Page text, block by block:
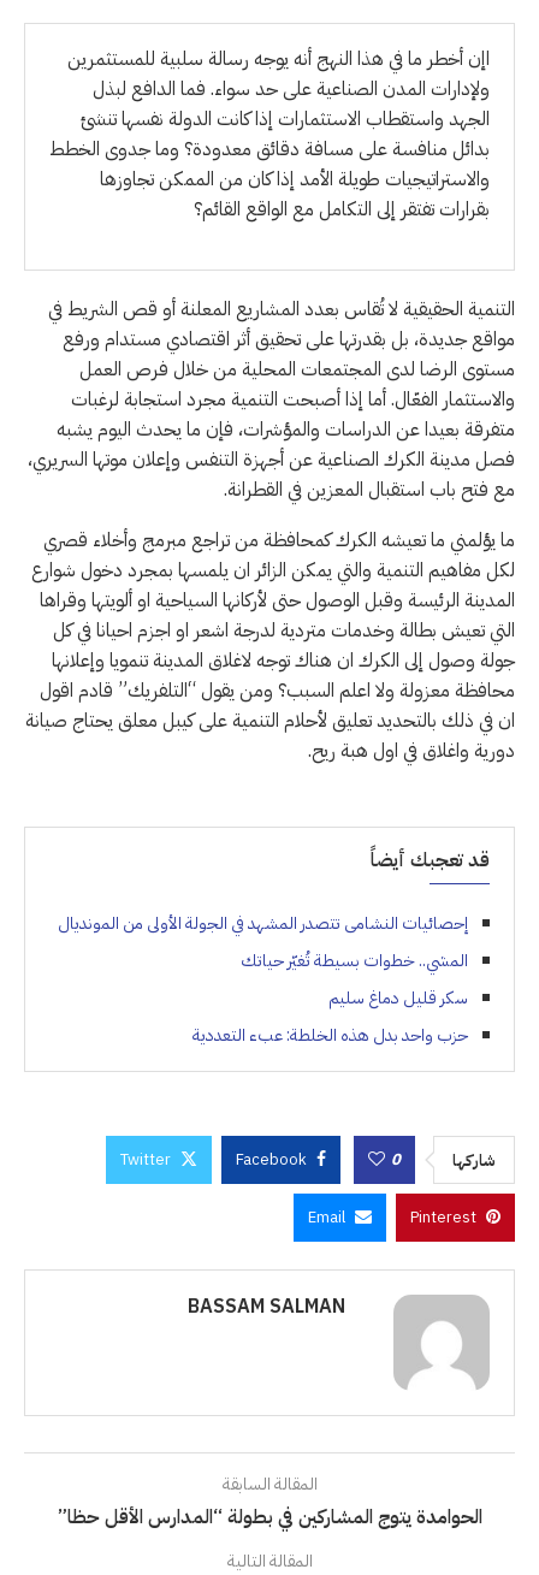
اإن أخطر ما في هذا النهج أنه يوجه رسالة سلبية للمستثمرين
ولإدارات المدن الصناعية على حد سواء. فما الدافع لبذل
الجهد واستقطاب الاستثمارات إذا كانت الدولة نفسها تنشئ
بدائل منافسة على مسافة دقائق معدودة؟ وما جدوى الخطط
والاستراتيجيات طويلة الأمد إذا كان من الممكن تجاوزها
بقرارات تفتقر إلى التكامل مع الواقع القائم؟
التنمية الحقيقية لا تُقاس بعدد المشاريع المعلنة أو قص الشريط في
مواقع جديدة، بل بقدرتها على تحقيق أثر اقتصادي مستدام ورفع
مستوى الرضا لدى المجتمعات المحلية من خلال فرص العمل
والاستثمار الفعّال. أما إذا أصبحت التنمية مجرد استجابة لرغبات
متفرقة بعيدا عن الدراسات والمؤشرات، فإن ما يحدث اليوم يشبه
فصل مدينة الكرك الصناعية عن أجهزة التنفس وإعلان موتها السريري،
مع فتح باب استقبال المعزين في القطرانة.
ما يؤلمني ما تعيشه الكرك كمحافظة من تراجع مبرمج وأخلاء قصري
لكل مفاهيم التنمية والتي يمكن الزائر ان يلمسها بمجرد دخول شوارع
المدينة الرئيسة وقبل الوصول حتى لأركانها السياحية او ألويتها وقراها
التي تعيش بطالة وخدمات متردية لدرجة اشعر او اجزم احيانا في كل
جولة وصول إلى الكرك ان هناك توجه لاغلاق المدينة تنمويا وإعلانها
محافظة معزولة ولا اعلم السبب؟ ومن يقول “التلفريك” قادم اقول
ان في ذلك بالتحديد تعليق لأحلام التنمية على كيبل معلق يحتاج صيانة
دورية واغلاق في اول هبة ريح.
قد تعجبك أيضاً
إحصائيات النشامى تتصدر المشهد في الجولة الأولى من المونديال
المشي.. خطوات بسيطة تُغيّر حياتك
سكر قليل دماغ سليم
حزب واحد بدل هذه الخلطة: عبء التعددية
شاركها 0
Facebook
Twitter
Pinterest
Email
BASSAM SALMAN
المقالة السابقة
الحوامدة يتوج المشاركين في بطولة “المدارس الأقل حظا”
المقالة التالية